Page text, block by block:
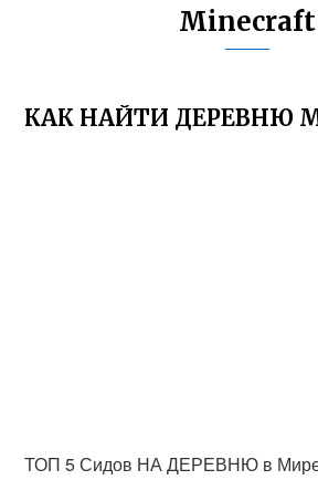
Minecraft
КАК НАЙТИ ДЕРЕВНЮ
ТОП 5 Сидов НА ДЕРЕВНЮ в